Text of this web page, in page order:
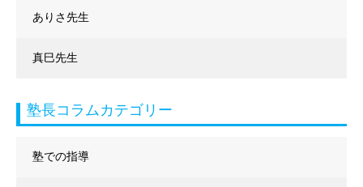
ありさ先生
真巳先生
塾長コラムカテゴリー
塾での指導